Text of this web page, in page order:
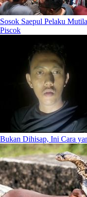
Sosok Saepul Pelaku
Piscok
Bukan Dihisap, Ini Cara